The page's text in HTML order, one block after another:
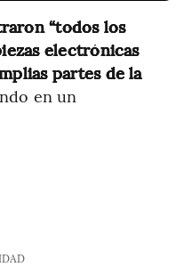
“todos los
electrónicas
partes de la
en un